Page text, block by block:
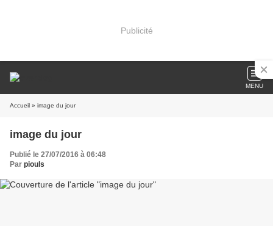
Publicité
MENU
Accueil » image du jour
image du jour
Publié le 27/07/2016 à 06:48
Par piouls